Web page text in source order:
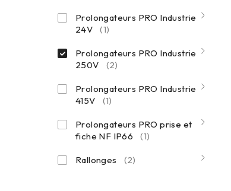
Prolongateurs PRO Industrie
24V
(1)
Prolongateurs PRO Industrie
250V
(2)
Prolongateurs PRO Industrie
415V
(1)
Prolongateurs PRO prise et
fiche NF IP66
(1)
Rallonges (2)